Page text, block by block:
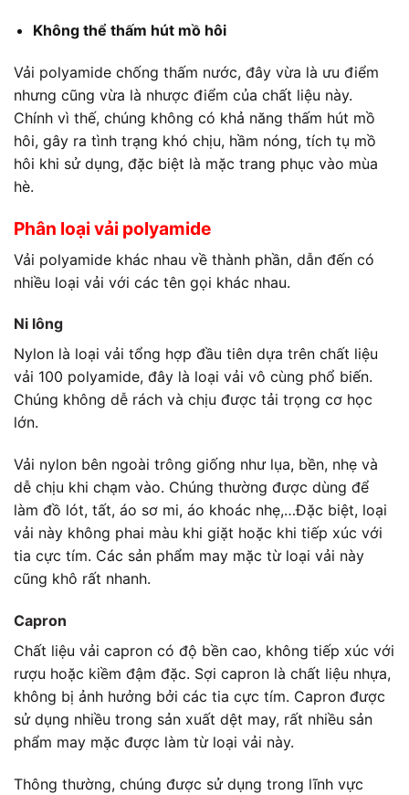
Không thể thấm hút mồ hôi
Vải polyamide chống thấm nước, đây vừa là ưu điểm
nhưng cũng vừa là nhược điểm của chất liệu này.
Chính vì thế, chúng không có khả năng thấm hút mồ
hôi, gây ra tình trạng khó chịu, hầm nóng, tích tụ mồ
hôi khi sử dụng, đặc biệt là mặc trang phục vào mùa
hè.
Phân loại vải polyamide
Vải polyamide khác nhau về thành phần, dẫn đến có
nhiều loại vải với các tên gọi khác nhau.
Ni lông
Nylon là loại vải tổng hợp đầu tiên dựa trên chất liệu
vải 100 polyamide, đây là loại vải vô cùng phổ biến.
Chúng không dễ rách và chịu được tải trọng cơ học
lớn.
Vải nylon bên ngoài trông giống như lụa, bền, nhẹ và
dễ chịu khi chạm vào. Chúng thường được dùng để
làm đồ lót, tất, áo sơ mi, áo khoác nhẹ,…Đặc biệt, loại
vải này không phai màu khi giặt hoặc khi tiếp xúc với
tia cực tím. Các sản phẩm may mặc từ loại vải này
cũng khô rất nhanh.
Capron
Chất liệu vải capron có độ bền cao, không tiếp xúc với
rượu hoặc kiềm đậm đặc. Sợi capron là chất liệu nhựa,
không bị ảnh hưởng bởi các tia cực tím. Capron được
sử dụng nhiều trong sản xuất dệt may, rất nhiều sản
phẩm may mặc được làm từ loại vải này.
Thông thường, chúng được sử dụng trong lĩnh vực